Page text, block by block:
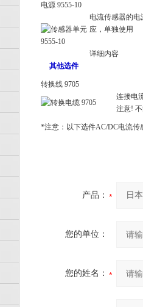
电源 9555-10
电流传感器的电
应，单独使用
详细内容
其他选件
转换线 9705
连接电
注意!
*注意：以下选件AC/DC电流传
产品：
您的单位：
您的姓名：